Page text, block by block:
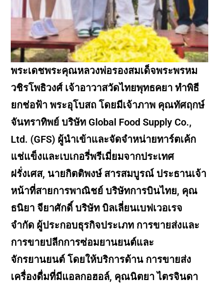
พระเดชพระคุณหลวงพ่อรองสมเด็จพระพรหม
วชิรโพธิวงศ์ เจ้าอาวาสวัดไทยพุทธคยา ทำพิธี
ยกช่อฟ้า พระอุโบสถ โดยมีเจ้าภาพ คุณทัศฤกษ์
จันทราทิพย์ บริษัท Global Food Supply Co.,
Ltd. (GFS) ผู้นำเข้าและจัดจำหน่ายทาร์ตเค้ก
แช่แข็งและเบเกอรี่พรีเมี่ยมจากประเทศ
ฝรั่งเศส, นายกิตติพงษ์ สารสมบูรณ์ ประธานเจ้า
หน้าที่สายการพาณิชย์ บริษัทการบินไทย, คุณ
ธนิยา จียาศักดิ์ บริษัท บิลเลี่ยนเบฟเวอเรจ
จำกัด ผู้ประกอบธุรกิจประเภท การขายส่งและ
การขายปลีกการซ่อมยานยนต์และ
จักรยานยนต์ โดยให้บริการด้าน การขายส่ง
เครื่องดื่มที่มีแอลกอฮอล์, คุณนิตยา ไตรจินดา